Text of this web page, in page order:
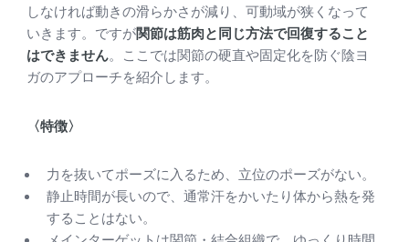
しなければ動きの滑らかさが減り、可動域が狭くなって
いきます。ですが関節は筋肉と同じ方法で回復すること
はできません。ここでは関節の硬直や固定化を防ぐ陰ヨ
ガのアプローチを紹介します。
〈特徴〉
力を抜いてポーズに入るため、立位のポーズがない。
静止時間が長いので、通常汗をかいたり体から熱を発
することはない。